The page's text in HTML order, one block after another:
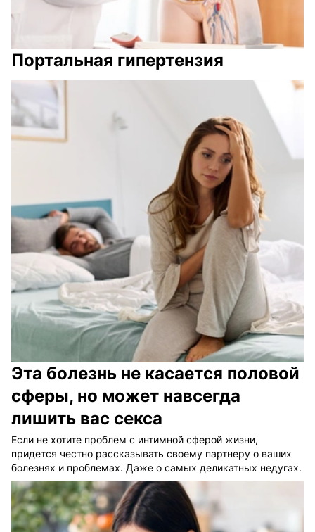
Портальная гипертензия
Эта болезнь не касается половой
сферы, но может навсегда
лишить вас секса
Если не хотите проблем с интимной сферой жизни,
придется честно рассказывать своему партнеру о ваших
болезнях и проблемах. Даже о самых деликатных недугах.